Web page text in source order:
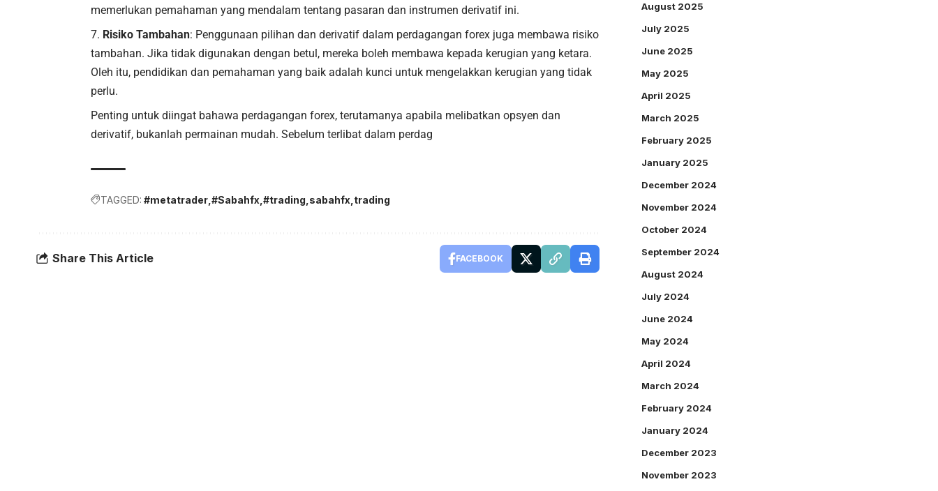
memerlukan pemahaman yang mendalam tentang pasaran dan instrumen derivatif ini.
Risiko Tambahan: Penggunaan pilihan dan derivatif dalam perdagangan forex juga membawa risiko
tambahan. Jika tidak digunakan dengan betul, mereka boleh membawa kepada kerugian yang ketara.
Oleh itu, pendidikan dan pemahaman yang baik adalah kunci untuk mengelakkan kerugian yang tidak
perlu.
Penting untuk diingat bahawa perdagangan forex, terutamanya apabila melibatkan opsyen dan
derivatif, bukanlah permainan mudah. Sebelum terlibat dalam perdag
TAGGED: #metatrader #Sabahfx #trading sabahfx trading
Share This Article FACEBOOK
August 2025
July 2025
June 2025
May 2025
April 2025
March 2025
February 2025
January 2025
December 2024
November 2024
October 2024
September 2024
August 2024
July 2024
June 2024
May 2024
April 2024
March 2024
February 2024
January 2024
December 2023
November 2023